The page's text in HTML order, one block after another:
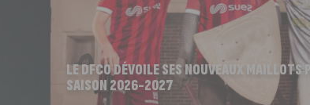
LE DFCO DÉVOILE SES NOUVEAUX MAILLOTS
SAISON 2026-2027